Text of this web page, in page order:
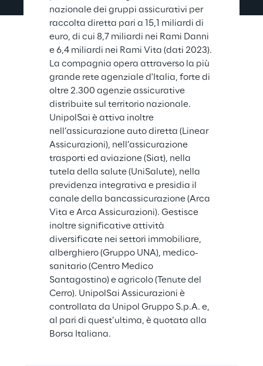
nazionale dei gruppi assicurativi per
raccolta diretta pari a 15,1 miliardi di
euro, di cui 8,7 miliardi nei Rami Danni
e 6,4 miliardi nei Rami Vita (dati 2023).
La compagnia opera attraverso la più
grande rete agenziale d'Italia, forte di
oltre 2.300 agenzie assicurative
distribuite sul territorio nazionale.
UnipolSai è attiva inoltre
nell’assicurazione auto diretta (Linear
Assicurazioni), nell’assicurazione
trasporti ed aviazione (Siat), nella
tutela della salute (UniSalute), nella
previdenza integrativa e presidia il
canale della bancassicurazione (Arca
Vita e Arca Assicurazioni). Gestisce
inoltre significative attività
diversificate nei settori immobiliare,
alberghiero (Gruppo UNA), medico-
sanitario (Centro Medico
Santagostino) e agricolo (Tenute del
Cerro). UnipolSai Assicurazioni è
controllata da Unipol Gruppo S.p.A. e,
al pari di quest’ultima, è quotata alla
Borsa Italiana.